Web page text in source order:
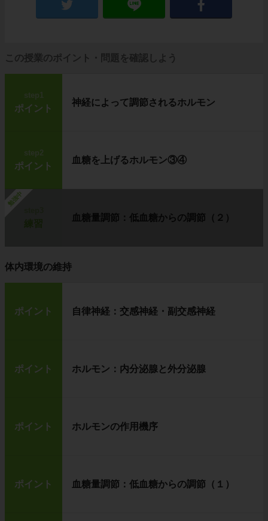
この授業のポイント・問題を確認しよう
step1
ポイント
神経によって調節されるホルモン
step2
ポイント
血糖を上げるホルモン③④
勉強中
血糖量調節：低血糖からの調節（２）
体内環境の維持
ポイント 自律神経：交感神経・副交感神経
ポイント ホルモン：内分泌腺と外分泌腺
ポイント ホルモンの作用機序
ポイント 血糖量調節：低血糖からの調節（１）